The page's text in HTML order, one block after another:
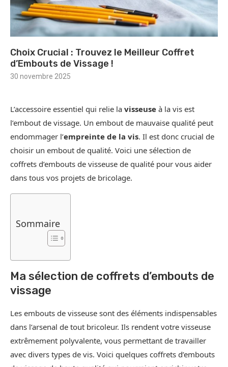
Choix Crucial : Trouvez le Meilleur Coffret
d’Embouts de Vissage !
30 novembre 2025
L’accessoire essentiel qui relie la visseuse à la vis est
l’embout de vissage. Un embout de mauvaise qualité peut
endommager l’empreinte de la vis. Il est donc crucial de
choisir un embout de qualité. Voici une sélection de
coffrets d’embouts de visseuse de qualité pour vous aider
dans tous vos projets de bricolage.
Sommaire
Ma sélection de coffrets d’embouts de
vissage
Les embouts de visseuse sont des éléments indispensables
dans l’arsenal de tout bricoleur. Ils rendent votre visseuse
extrêmement polyvalente, vous permettant de travailler
avec divers types de vis. Voici quelques coffrets d’embouts